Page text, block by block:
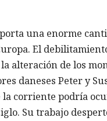
una enorme
El
alteración de los
daneses Peter y
la corriente podría
Su trabajo